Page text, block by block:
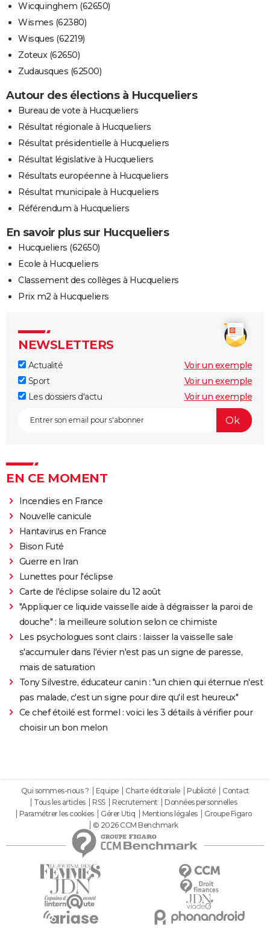
Wicquinghem (62650)
Wismes (62380)
Wisques (62219)
Zoteux (62650)
Zudausques (62500)
Autour des élections à Hucqueliers
Bureau de vote à Hucqueliers
Résultat régionale à Hucqueliers
Résultat présidentielle à Hucqueliers
Résultat législative à Hucqueliers
Résultats européenne à Hucqueliers
Résultat municipale à Hucqueliers
Référendum à Hucqueliers
En savoir plus sur Hucqueliers
Hucqueliers (62650)
Ecole à Hucqueliers
Classement des collèges à Hucqueliers
Prix m2 à Hucqueliers
NEWSLETTERS
Actualité
Voir un exemple
Sport
Voir un exemple
Les dossiers d'actu
Voir un exemple
EN CE MOMENT
Incendies en France
Nouvelle canicule
Hantavirus en France
Bison Futé
Guerre en Iran
Lunettes pour l'éclipse
Carte de l'éclipse solaire du 12 août
"Appliquer ce liquide vaisselle aide à dégraisser la paroi de
douche" : la meilleure solution selon ce chimiste
Les psychologues sont clairs : laisser la vaisselle sale
s'accumuler dans l'évier n'est pas un signe de paresse,
mais de saturation
Tony Silvestre, éducateur canin : "un chien qui éternue n'est
pas malade, c'est un signe pour dire qu'il est heureux"
Ce chef étoilé est formel : voici les 3 détails à vérifier pour
choisir un bon melon
Qui sommes-nous ? Equipe Charte éditoriale Publicité
Contact
Tous les articles
RSS Recrutement
Données personnelles
Paramétrer les cookies
Gérer Utiq Mentions légales
Groupe Figaro
© 2026 CCM Benchmark